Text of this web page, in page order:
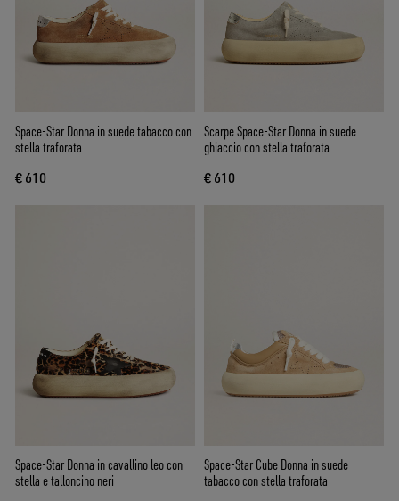
Space-Star Donna in suede tabacco con
stella traforata
€ 610
Scarpe Space-Star Donna in suede
ghiaccio con stella traforata
€ 610
Space-Star Donna in cavallino leo con
stella e talloncino neri
Space-Star Cube Donna in suede
tabacco con stella traforata